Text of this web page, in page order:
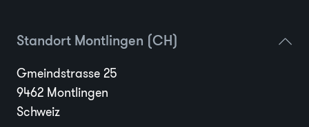
Standort Montlingen (CH)
Gmeindstrasse 25
9462 Montlingen
Schweiz